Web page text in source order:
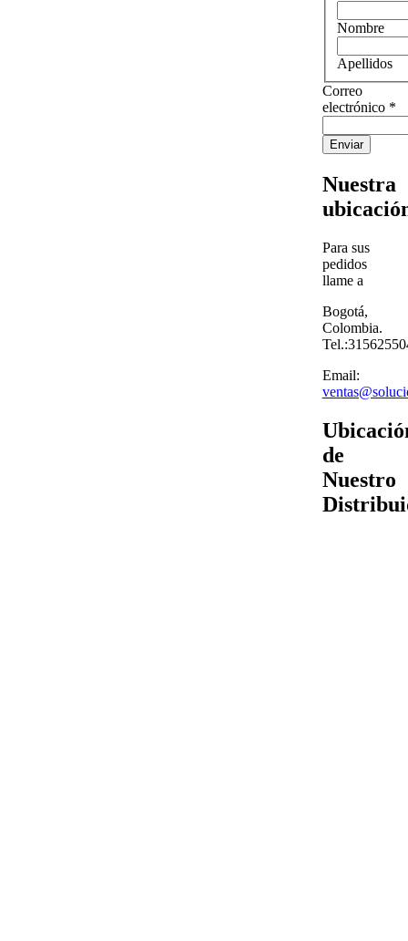
Nombre
Apellidos
Correo
electrónico *
Enviar
Nuestra
Para sus
pedidos
llame a
Bogotá,
Colombia.
Email:
de
Nuestro